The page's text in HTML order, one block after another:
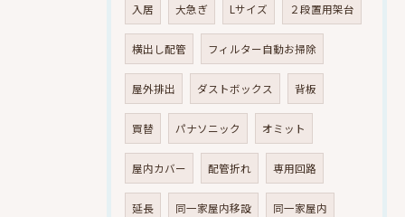
入居 大急ぎ Lサイズ ２段置用架台
横出し配管 フィルター自動お掃除
屋外排出 ダストボックス 背板
買替 パナソニック オミット
屋内カバー 配管折れ 専用回路
延長 同一家屋内移設 同一家屋内